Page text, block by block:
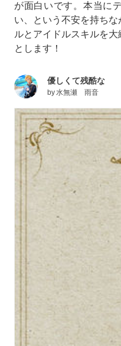
が面白いです。本当に
い、という不安を持ち
ルとアイドルスキルを
とします！
優しくて残酷な
by水無瀬 雨音